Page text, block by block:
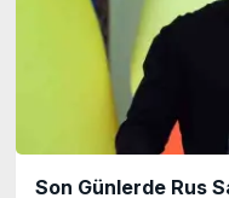
Son Günlerde Rus